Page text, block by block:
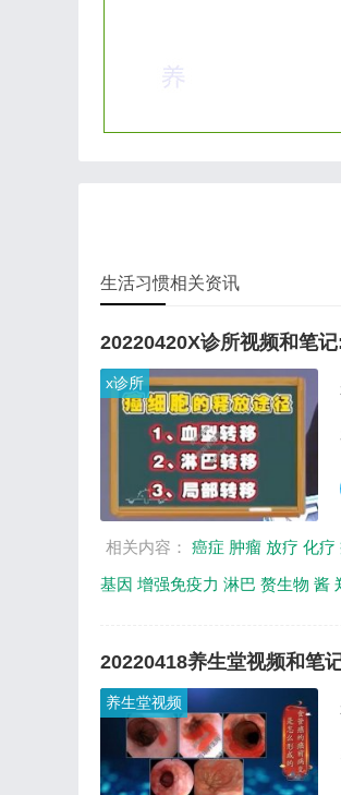
生活习惯相关资讯
20220420X诊所视频和笔
x诊所
相关内容： 癌症 肿瘤 放疗 化疗
基因 增强免疫力 淋巴 赘生物 酱
20220418养生堂视频和笔
养生堂视频